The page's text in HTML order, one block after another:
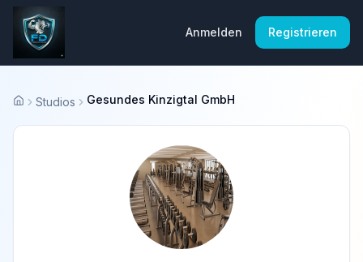
Anmelden Registrieren
Startseite
Studios Gesundes Kinzigtal GmbH